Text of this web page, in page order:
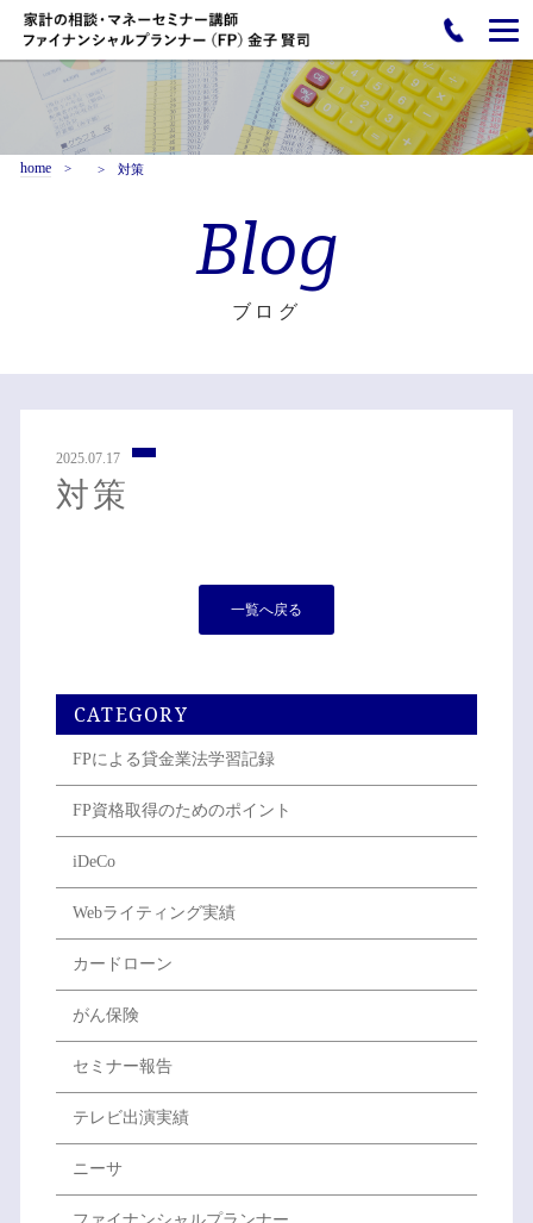
home 対策
Blog
ブログ
2025.07.17
対策
一覧へ戻る
CATEGORY
FPによる貸金業法学習記録
FP資格取得のためのポイント
iDeCo
Webライティング実績
カードローン
がん保険
セミナー報告
テレビ出演実績
ニーサ